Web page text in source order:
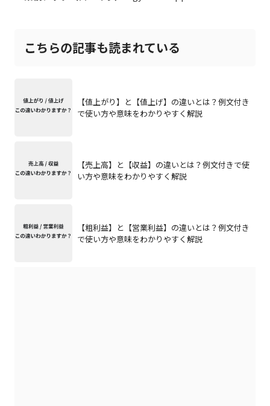
こちらの記事も読まれている
【値上がり】と【値上げ】の違いとは？例文付き
で使い方や意味をわかりやすく解説
【売上高】と【収益】の違いとは？例文付きで使
い方や意味をわかりやすく解説
【粗利益】と【営業利益】の違いとは？例文付き
で使い方や意味をわかりやすく解説